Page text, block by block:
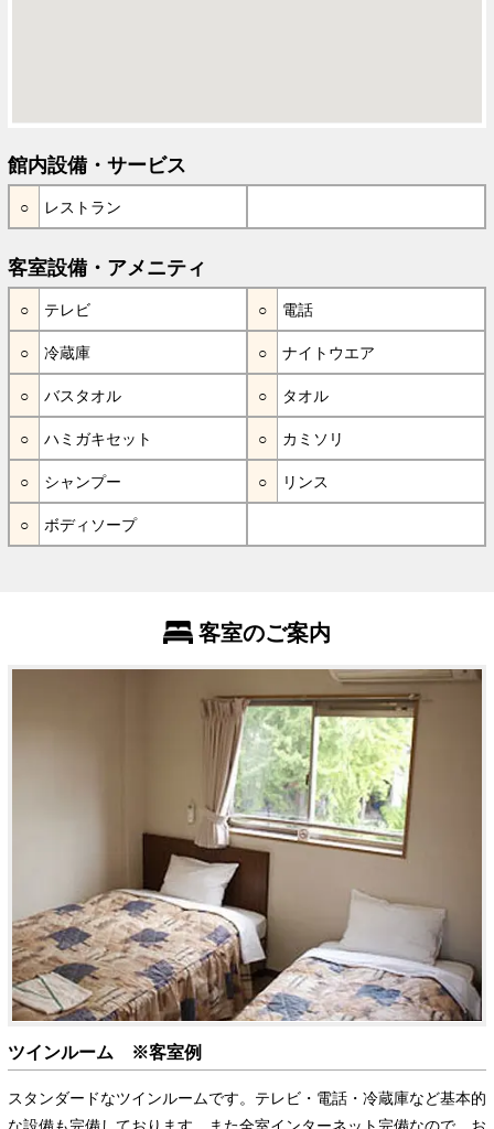
館内設備・サービス
レストラン
客室設備・アメニティ
テレビ 電話
冷蔵庫 ナイトウエア
バスタオル タオル
ハミガキセット カミソリ
シャンプー リンス
ボディソープ
客室のご案内
ツインルーム ※客室例
スタンダードなツインルームです。テレビ・電話・冷蔵庫など基本的